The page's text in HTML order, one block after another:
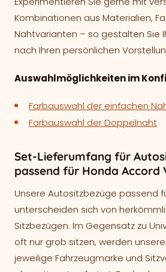
Kombinationen aus Materialien,
Nahtvarianten – so gestalten Sie
nach Ihren persönlichen
Auswahlmöglichkeiten im
Farbauswahl der einfachen
Farbauswahl der Doppelnaht
Set-Lieferumfang für
passend für Honda Accord
Unsere Autositzbezüge passend
unterscheiden sich von
Sitzbezügen. Im Gegensatz zu
oft nur grob sitzen, werden
jeweilige Fahrzeugmarke und